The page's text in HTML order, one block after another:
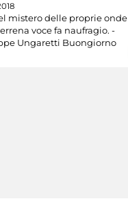
mistero delle proprie onde
voce fa naufragio. -
Ungaretti Buongiorno